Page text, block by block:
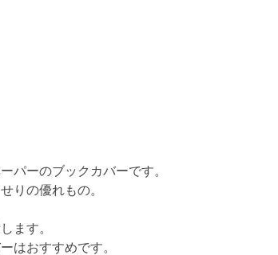
パーのブックカバーです。
りの優れもの。
ます。
はおすすめです。